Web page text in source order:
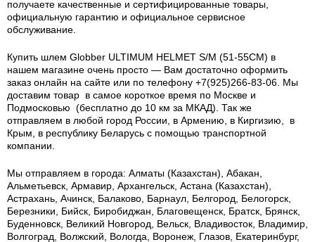
получаете качественные и сертифицированные товары,
официальную гарантию и официальное сервисное
обслуживание.
Купить шлем Globber ULTIMUM HELMET S/M (51-55CM) в
нашем магазине очень просто — Вам достаточно оформить
заказ онлайн на сайте или по телефону +7(925)266-83-06. Мы
доставим товар в самое короткое время по Москве и
Подмосковью (бесплатно до 10 км за МКАД). Так же
отправляем в любой город России, в Армению, в Киргизию, в
Крым, в республику Беларусь с помощью транспортной
компании.
Мы отправляем в города: Алматы (Казахстан), Абакан,
Альметьевск, Армавир, Архангельск, Астана (Казахстан),
Астрахань, Ачинск, Балаково, Барнаул, Белгород, Белогорск,
Березники, Бийск, Биробиджан, Благовещенск, Братск, Брянск,
Буденновск, Великий Новгород, Вельск, Владивосток, Владимир,
Волгоград, Волжский, Вологда, Воронеж, Глазов, Екатеринбург,